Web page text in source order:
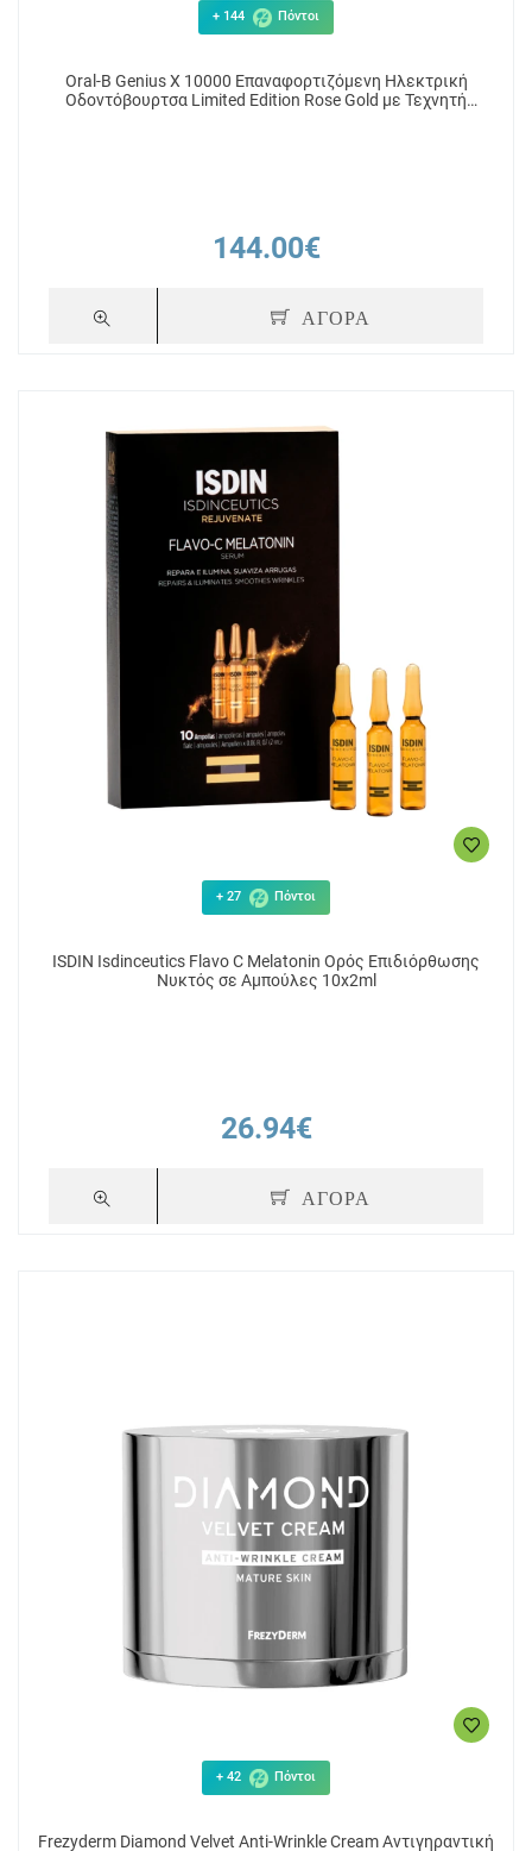
+ 144 Πόντοι
Oral-B Genius X 10000 Επαναφορτιζόμενη Ηλεκτρική
Οδοντόβουρτσα Limited Edition Rose Gold με Τεχνητή
144.00€
ΑΓΟΡΑ
+ 27 Πόντοι
ISDIN Isdinceutics Flavo C Melatonin Ορός Επιδιόρθωσης
Νυκτός σε Αμπούλες 10x2ml
26.94€
ΑΓΟΡΑ
+ 42 Πόντοι
Frezyderm Diamond Velvet Anti-Wrinkle Cream Αντιγηραντική